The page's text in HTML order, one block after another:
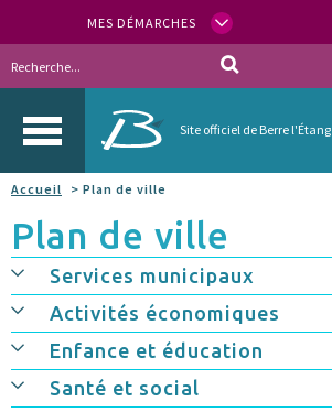
MES DÉMARCHES
Site officiel de Berre l'Étang
Accueil > Plan de ville
Plan de ville
Services municipaux
Activités économiques
Enfance et éducation
Santé et social